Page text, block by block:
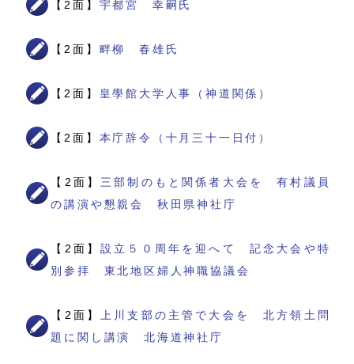
【2面】 宇都宮 幸嗣氏
【2面】 畔柳 春雄氏
【2面】 皇學館大学人事（神道関係）
【2面】 本庁辞令（十月三十一日付）
【2面】 三部制のもと関係者大会を 有村議員
の講演や懇親会 秋田県神社庁
【2面】設立５０周年を迎へて 記念大会や特
別参拝 東北地区婦人神職協議会
【2面】
上川支部の主管で大会を 北方領土問
題に関し講演 北海道神社庁